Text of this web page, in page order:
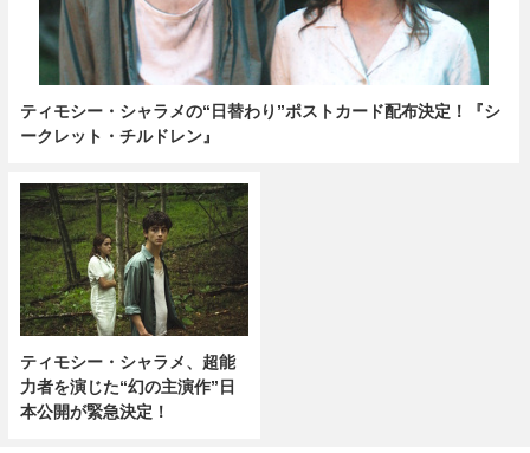
ティモシー・シャラメの“日替わり”ポストカード配布決定！『シ
ークレット・チルドレン』
ティモシー・シャラメ、超能
力者を演じた“幻の主演作”日
本公開が緊急決定！